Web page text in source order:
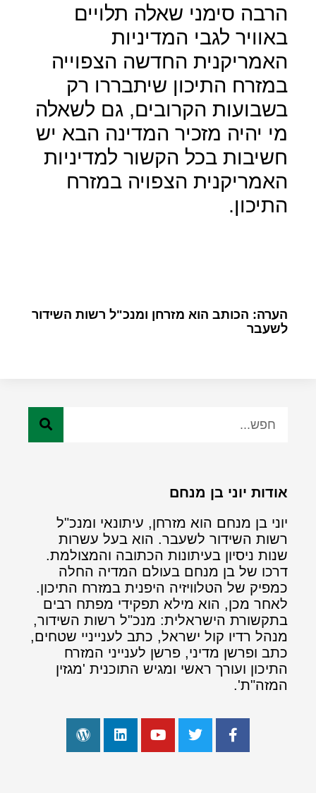
הרבה סימני שאלה תלויים
באוויר לגבי המדיניות
האמריקנית החדשה הצפוייה
במזרח התיכון שיתבררו רק
בשבועות הקרובים, גם לשאלה
מי יהיה מזכיר המדינה הבא יש
חשיבות בכל הקשור למדיניות
האמריקנית הצפויה במזרח
התיכון.
הערה: הכותב הוא מזרחן ומנכ"ל רשות השידור
לשעבר
אודות יוני בן מנחם
יוני בן מנחם הוא מזרחן, עיתונאי ומנכ"ל
רשות השידור לשעבר. הוא בעל עשרות
שנות ניסיון בעיתונות הכתובה והמצולמת.
דרכו של בן מנחם בעולם המדיה החלה
כמפיק של הטלוויזיה היפנית במזרח התיכון.
לאחר מכן, הוא מילא תפקידי מפתח רבים
בתקשורת הישראלית: מנכ"ל רשות השידור,
מנהל רדיו קול ישראל, כתב לענייניי שטחים,
כתב ופרשן מדיני, פרשן לענייני המזרח
התיכון ועורך ראשי ומגיש התוכנית 'מגזין
המזה"ת'.